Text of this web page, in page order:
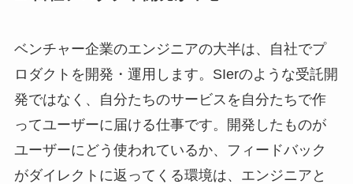
ベンチャー企業のエンジニアの大半は、自社でプ
ロダクトを開発・運用します。SIerのような受託開
発ではなく、自分たちのサービスを自分たちで作
ってユーザーに届ける仕事です。開発したものが
ユーザーにどう使われているか、フィードバック
がダイレクトに返ってくる環境は、エンジニアと